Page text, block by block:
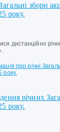
збори
року.
дистанційно
про річні
року.
річних
року.